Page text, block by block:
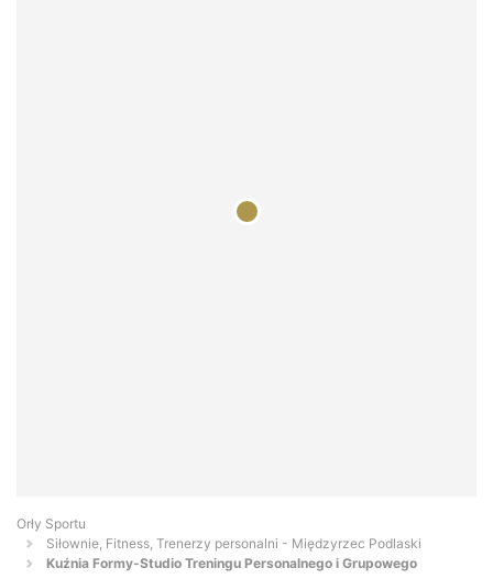
Orły Sportu
Siłownie, Fitness, Trenerzy personalni - Międzyrzec Podlaski
Kuźnia Formy-Studio Treningu Personalnego i Grupowego